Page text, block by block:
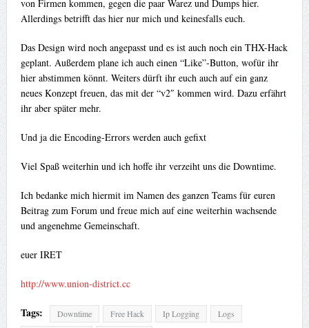
von Firmen kommen, gegen die paar Warez und Dumps hier.
Allerdings betrifft das hier nur mich und keinesfalls euch.
Das Design wird noch angepasst und es ist auch noch ein THX-Hack
geplant. Außerdem plane ich auch einen “Like”-Button, wofür ihr
hier abstimmen könnt. Weiters dürft ihr euch auch auf ein ganz
neues Konzept freuen, das mit der “v2″ kommen wird. Dazu erfährt
ihr aber später mehr.
Und ja die Encoding-Errors werden auch gefixt
Viel Spaß weiterhin und ich hoffe ihr verzeiht uns die Downtime.
Ich bedanke mich hiermit im Namen des ganzen Teams für euren
Beitrag zum Forum und freue mich auf eine weiterhin wachsende
und angenehme Gemeinschaft.
euer IRET
http://www.union-district.cc
Tags: Downtime Free Hack Ip Logging
Logs